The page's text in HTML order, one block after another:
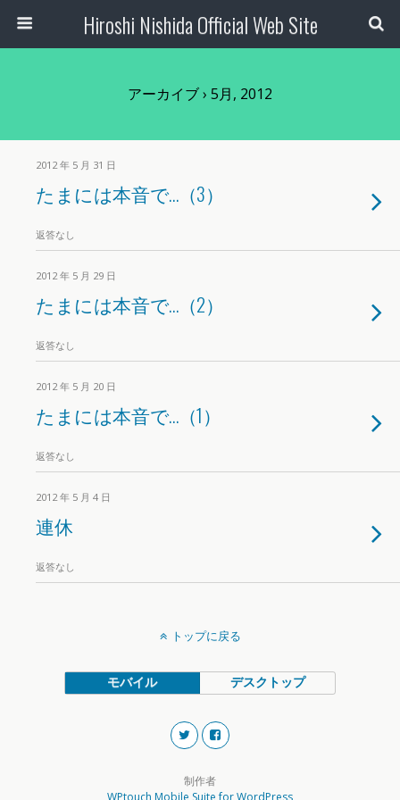
Hiroshi Nishida Official Web Site
アーカイブ › 5月, 2012
2012 年 5 月 31 日
たまには本音で…（3）
返答なし
2012 年 5 月 29 日
たまには本音で…（2）
返答なし
2012 年 5 月 20 日
たまには本音で…（1）
返答なし
2012 年 5 月 4 日
連休
返答なし
トップに戻る
モバイル デスクトップ
制作者
WPtouch Mobile Suite for WordPress